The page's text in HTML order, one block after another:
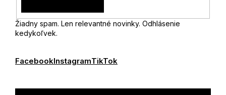
Žiadny spam. Len relevantné novinky. Odhlásenie
kedykoľvek.
FacebookInstagramTikTok